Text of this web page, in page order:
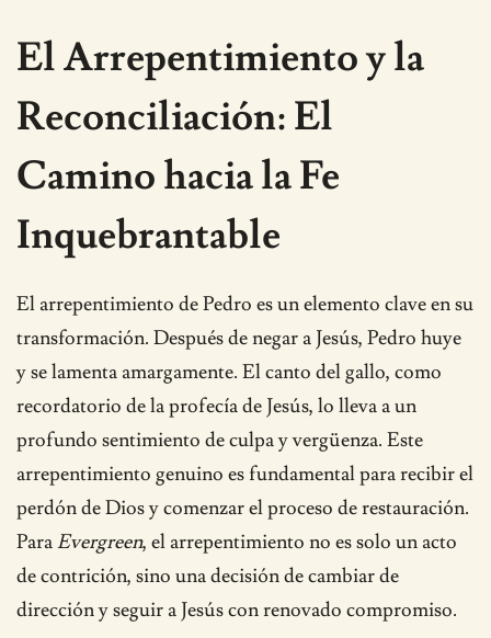
El Arrepentimiento y la
Reconciliación: El
Camino hacia la Fe
Inquebrantable
El arrepentimiento de Pedro es un elemento clave en su
transformación. Después de negar a Jesús, Pedro huye
y se lamenta amargamente. El canto del gallo, como
recordatorio de la profecía de Jesús, lo lleva a un
profundo sentimiento de culpa y vergüenza. Este
arrepentimiento genuino es fundamental para recibir el
perdón de Dios y comenzar el proceso de restauración.
ParaEvergreen, el arrepentimiento no es solo un acto
de contrición, sino una decisión de cambiar de
dirección y seguir a Jesús con renovado compromiso.